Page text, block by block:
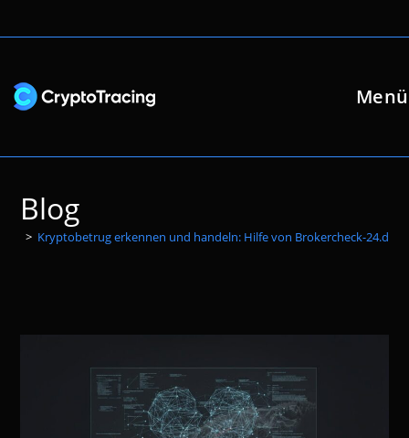
Inhalt
Menü
Blog
> Kryptobetrug erkennen und handeln: Hilfe von Brokercheck-24.de